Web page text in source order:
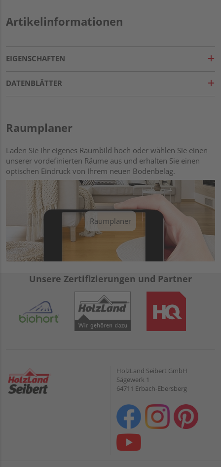
Artikelinformationen
EIGENSCHAFTEN
DATENBLÄTTER
Raumplaner
Laden Sie Ihr eigenes Raumbild hoch oder wählen Sie einen
unserer vordefinierten Räume aus und erhalten Sie einen
optischen Eindruck von Ihrem neuen Bodenbelag.
Raumplaner
Unsere Zertifizierungen und Partner
HolzLand Seibert GmbH
Sägewerk 1
64711 Erbach-Ebersberg